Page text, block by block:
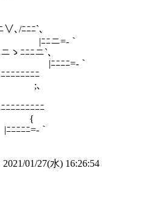
ﾆ寸ﾆﾆﾆニ∨､/ﾆﾆﾆ`、
=-｀
_ﾆﾆﾆﾆニゝﾆﾆﾆニ`、
=-｀
ﾆﾆﾆﾆﾆﾆﾆ
;､
ﾆﾆﾆﾆﾆﾆﾆﾆ
{
｀
2021/01/27(水) 16:26:54